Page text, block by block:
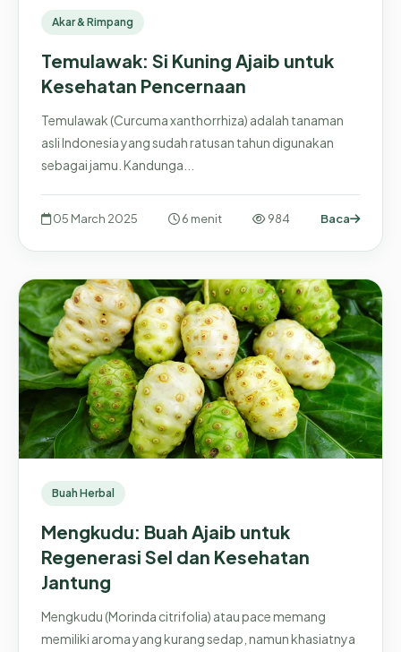
Akar & Rimpang
Temulawak: Si Kuning Ajaib untuk
Kesehatan Pencernaan
Temulawak (Curcuma xanthorrhiza) adalah tanaman
asli Indonesia yang sudah ratusan tahun digunakan
sebagai jamu. Kandunga...
05 March 2025 6 menit 984 Baca
Buah Herbal
Mengkudu: Buah Ajaib untuk
Regenerasi Sel dan Kesehatan
Jantung
Mengkudu (Morinda citrifolia) atau pace memang
memiliki aroma yang kurang sedap, namun khasiatnya